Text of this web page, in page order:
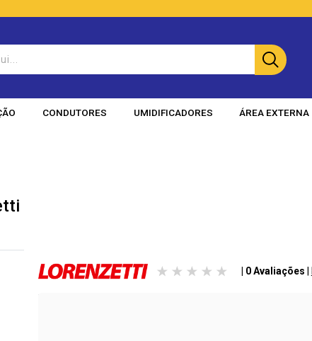
CONDUTORES UMIDIFICADORES ÁREA EXTERNA
| 0 Avaliações